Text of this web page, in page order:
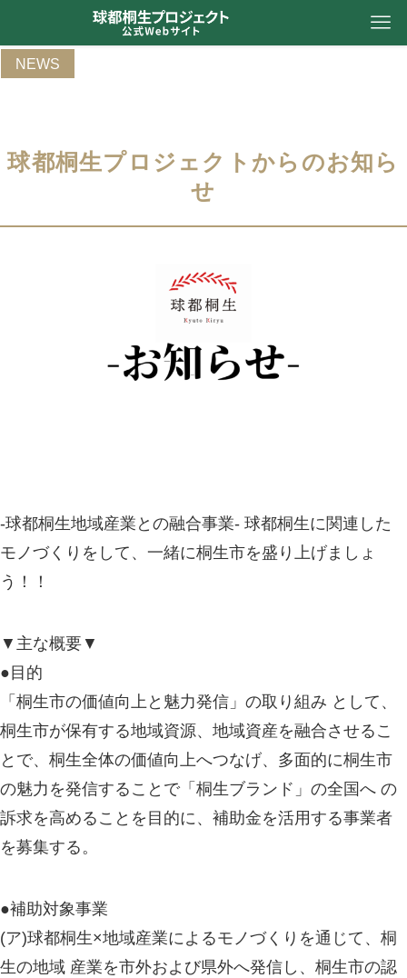
NEWS
球都桐生プロジェクトからのお知ら
せ
-球都桐生地域産業との融合事業- 球都桐生に関連した
モノづくりをして、一緒に桐生市を盛り上げましょ
う！！
▼主な概要▼
●目的
「桐生市の価値向上と魅力発信」の取り組み として、
桐生市が保有する地域資源、地域資産を融合させるこ
とで、桐生全体の価値向上へつなげ、多面的に桐生市
の魅力を発信することで「桐生ブランド」の全国へ の
訴求を高めることを目的に、補助金を活用する事業者
を募集する。
●補助対象事業
(ア)球都桐生×地域産業によるモノづくりを通じて、桐
生の地域 産業を市外および県外へ発信し、桐生市の認